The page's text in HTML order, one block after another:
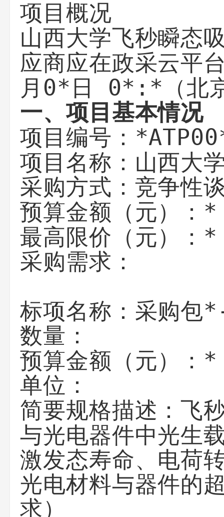
项目概况
山西大学飞秒瞬态
应商应在政采云平
月0*日 0*:* （
一、项目基本情况
项目编号：
项目名称： 山西大
采购方式：竞争性
预算金额（元）： *
最高限价（元）： *
采购需求：
标项名称： 采购包
数量：
预算金额（元）： *
单位：
简要规格描述：飞
与光电器件中光生
激发态寿命、电荷
光电材料与器件的
求）